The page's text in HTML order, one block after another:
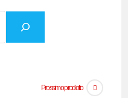
Prossimo prodotto